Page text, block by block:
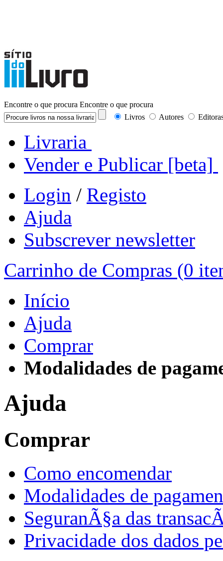
Encontre o que procura Encontre o que procura
Livros
Autores
Livraria
Vender e Publicar [beta]
Login / Registo
Ajuda
Subscrever newsletter
Carrinho de Compras (0
Início
Ajuda
Comprar
Modalidades de
Ajuda
Comprar
Como encomendar
Modalidades de
SeguranÃ§a das
Privacidade dos dados